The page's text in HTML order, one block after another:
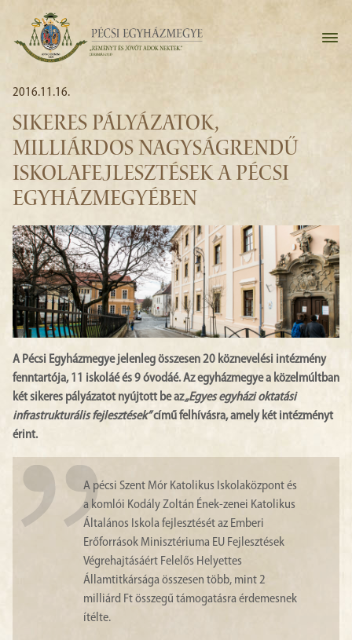
2016.11.16.
SIKERES PÁLYÁZATOK,
MILLIÁRDOS NAGYSÁGRENDŰ
ISKOLAFEJLESZTÉSEK A PÉCSI
EGYHÁZMEGYÉBEN
A Pécsi Egyházmegye jelenleg összesen 20 köznevelési intézmény
fenntartója, 11 iskoláé és 9 óvodáé. Az egyházmegye a közelmúltban
két sikeres pályázatot nyújtott be az„Egyes egyházi oktatási
infrastrukturális fejlesztések”című felhívásra, amely két intézményt
érint.
A pécsi Szent Mór Katolikus Iskolaközpont és
a komlói Kodály Zoltán Ének-zenei Katolikus
Általános Iskola fejlesztését az Emberi
Erőforrások Minisztériuma EU Fejlesztések
Végrehajtásáért Felelős Helyettes
Államtitkársága összesen több, mint 2
milliárd Ft összegű támogatásra érdemesnek
ítélte.